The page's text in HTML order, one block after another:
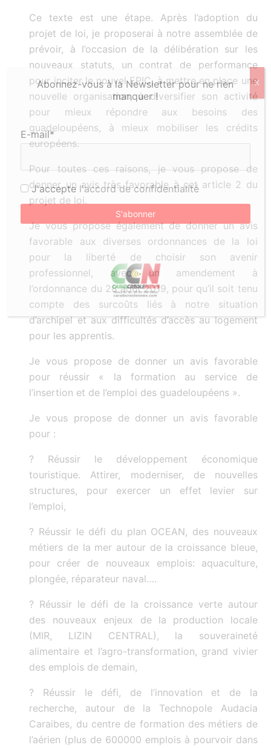
Ce texte est une étape. Après l’adoption du
projet de loi, je proposerai à notre assemblée de
prévoir, à l’occasion de la délibération sur les
nouveaux statuts, un contrat de performance
pour inciter le nouvel EPIC, à mettre en place une
nouvelle organisation, à diversifier son activité
pour mieux répondre aux besoins des
guadeloupéens, à mieux mobiliser les crédits
européens.
Pour toutes ces raisons, je vous propose de
donner un avis très favorable à cet article 2 du
projet de loi.
Je vous propose également de donner un avis
favorable aux diverses ordonnances de la loi
pour la liberté de choisir son avenir
professionnel, avec un amendement à
l’ordonnance du 28 août 2019, pour qu’il soit tenu
compte des surcoûts liés à notre situation
d’archipel et aux difficultés d’accès au logement
pour les apprentis.
Je vous propose de donner un avis favorable
pour réussir « la formation au service de
l’insertion et de l’emploi des guadeloupéens ».
Je vous propose de donner un avis favorable
pour :
? Réussir le développement économique
touristique. Attirer, moderniser, de nouvelles
structures, pour exercer un effet levier sur
l’emploi,
? Réussir le défi du plan OCEAN, des nouveaux
métiers de la mer autour de la croissance bleue,
pour créer de nouveaux emplois: aquaculture,
plongée, réparateur naval….
? Réussir le défi de la croissance verte autour
des nouveaux enjeux de la production locale
(MIR, LIZIN CENTRAL), la souveraineté
alimentaire et l’agro-transformation, grand vivier
des emplois de demain,
? Réussir le défi, de l’innovation et de la
recherche, autour de la Technopole Audacia
Caraibes, du centre de formation des métiers de
l’aérien (plus de 600000 emplois à pourvoir dans
Abonnez-vous à la Newsletter pour ne rien
manquer !
E-mail*
J'accepte l'accord de confidentialité
X